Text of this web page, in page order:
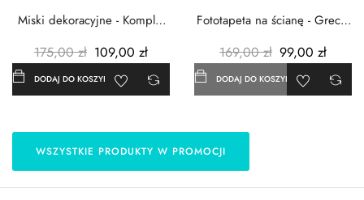
Miski dekoracyjne - Komplet
175,00 zł 109,00 zł
DODAJ DO KOSZYKA
Fototapeta na ścianę - Grecja
169,00 zł 99,00 zł
DODAJ DO KOSZYKA
WSZYSTKIE PRODUKTY W PROMOCJI